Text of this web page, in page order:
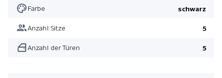
Farbe schwarz
Anzahl Sitze 5
Anzahl der Türen 5